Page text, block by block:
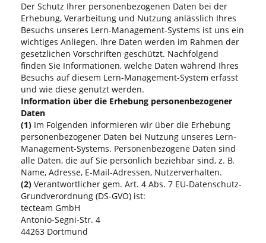
Der Schutz Ihrer personenbezogenen Daten bei der
Erhebung, Verarbeitung und Nutzung anlässlich Ihres
Besuchs unseres Lern-Management-Systems ist uns ein
wichtiges Anliegen. Ihre Daten werden im Rahmen der
gesetzlichen Vorschriften geschützt. Nachfolgend
finden Sie Informationen, welche Daten während Ihres
Besuchs auf diesem Lern-Management-System erfasst
und wie diese genutzt werden.
Information über die Erhebung personenbezogener
Daten
(1) Im Folgenden informieren wir über die Erhebung
personenbezogener Daten bei Nutzung unseres Lern-
Management-Systems. Personenbezogene Daten sind
alle Daten, die auf Sie persönlich beziehbar sind, z. B.
Name, Adresse, E-Mail-Adressen, Nutzerverhalten.
(2) Verantwortlicher gem. Art. 4 Abs. 7 EU-Datenschutz-
Grundverordnung (DS-GVO) ist:
tecteam GmbH
Antonio-Segni-Str. 4
44263 Dortmund